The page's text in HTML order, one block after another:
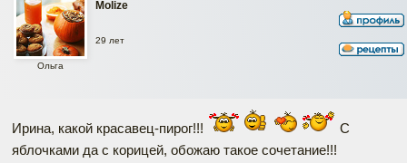
Molize
Ольга
29 лет
Ирина, какой красавец-пирог!!!
С
яблочками да с корицей, обожаю такое сочетание!!!